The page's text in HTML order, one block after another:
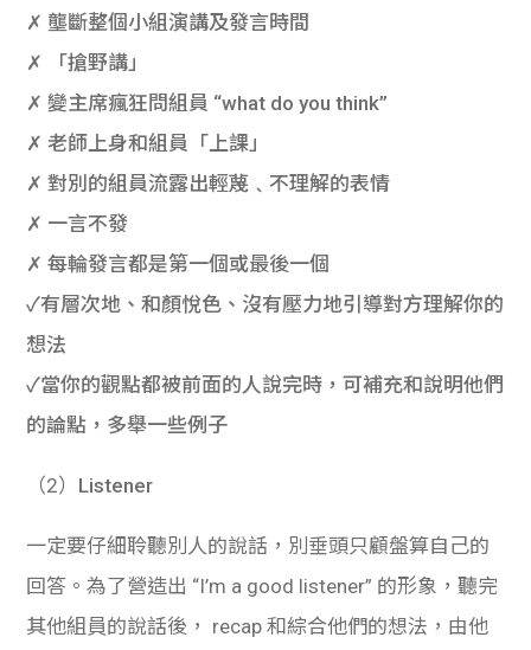
✗ 壟斷整個小組演講及發言時間
✗ 「搶野講」
✗ 變主席瘋狂問組員 “what do you think”
✗ 老師上身和組員「上課」
✗ 對別的組員流露出輕蔑﹑不理解的表情
✗ 一言不發
✗ 每輪發言都是第一個或最後一個
✓有層次地、和顏悅色、沒有壓力地引導對方理解你的
想法
✓當你的觀點都被前面的人說完時，可補充和說明他們
的論點，多舉一些例子
（2） Listener
一定要仔細聆聽別人的說話，別垂頭只顧盤算自己的
回答。為了營造出 “I’m a good listener” 的形象，聽完
其他組員的說話後， recap 和綜合他們的想法，由他